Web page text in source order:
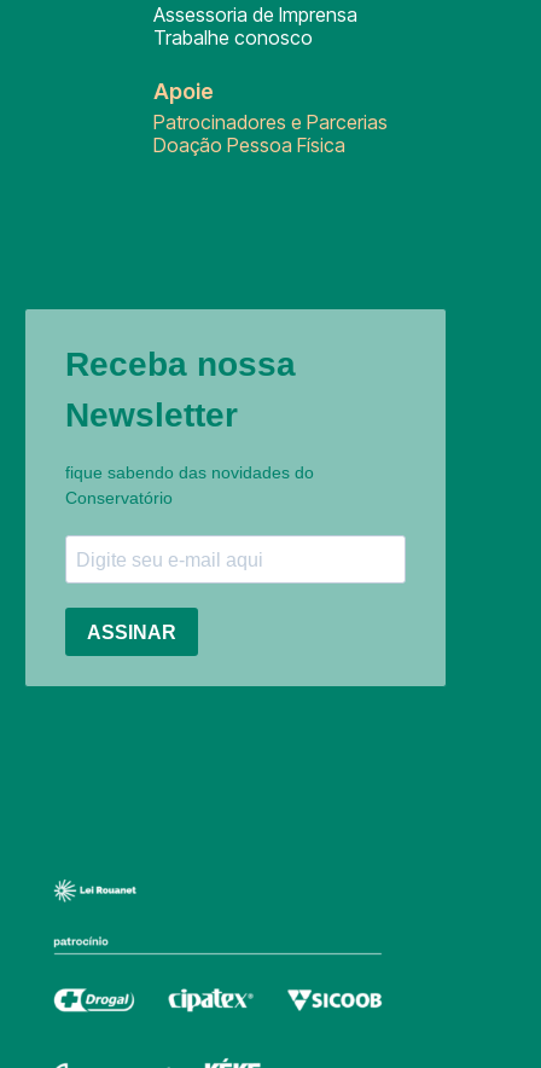
Assessoria de Imprensa
Trabalhe conosco
Apoie
Patrocinadores e Parcerias
Doação Pessoa Física